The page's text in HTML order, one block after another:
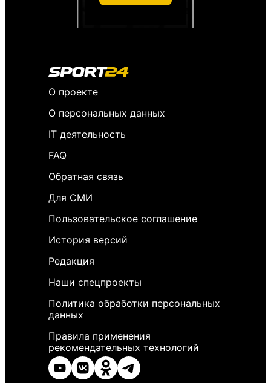
О проекте
О персональных данных
IT деятельность
FAQ
Обратная связь
Для СМИ
Пользовательское соглашение
История версий
Редакция
Наши спецпроекты
Политика обработки персональных
данных
Правила применения
рекомендательных технологий